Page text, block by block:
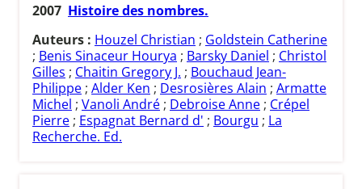
2007 Histoire des nombres.
Auteurs : Houzel Christian ; Goldstein Catherine
; Benis Sinaceur Hourya ; Barsky Daniel ; Christol
Gilles ; Chaitin Gregory J. ; Bouchaud Jean-
Philippe ; Alder Ken ; Desrosières Alain ; Armatte
Michel ; Vanoli André ; Debroise Anne ; Crépel
Pierre ; Espagnat Bernard d' ; Bourgu ; La
Recherche. Ed.